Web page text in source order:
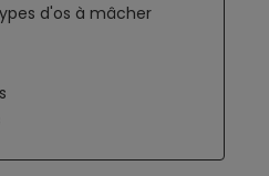
d'os à mâcher